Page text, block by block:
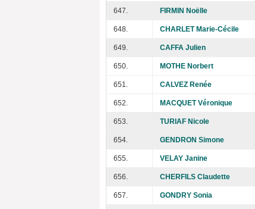
647. FIRMIN Noëlle
648. CHARLET Marie-Cécile
649. CAFFA Julien
650. MOTHE Norbert
651. CALVEZ Renée
652. MACQUET Véronique
653. TURIAF Nicole
654. GENDRON Simone
655. VELAY Janine
656. CHERFILS Claudette
657. GONDRY Sonia